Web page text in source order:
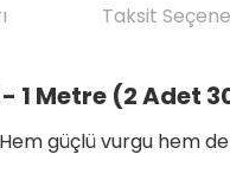
Taksit
1 Metre (2 Adet
güçlü vurgu hem